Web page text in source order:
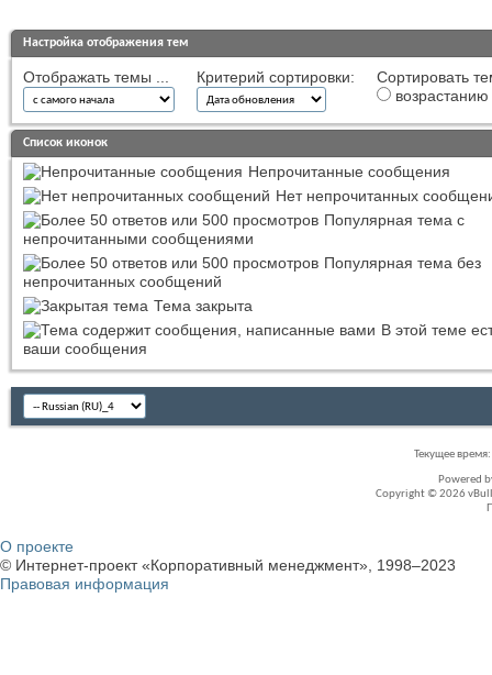
Настройка отображения тем
Отображать темы ... Критерий сортировки:
Сортировать
возрастанию
Список иконок
Непрочитанные сообщения
Нет непрочитанных
Популярная тема с
непрочитанными сообщениями
Популярная тема без
непрочитанных сообщений
Тема закрыта
В этой теме
ваши сообщения
Текущее время:
Powered
Copyright © 2026
О проекте
© Интернет-проект «Корпоративный менеджмент», 1998–2023
Правовая информация